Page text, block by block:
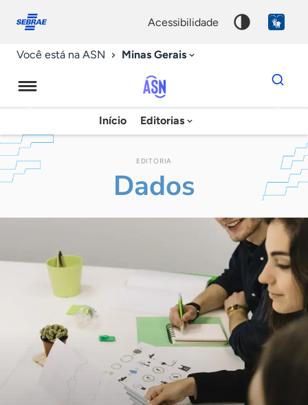
conosco
acessibilidade
Você está na ASN Minas Gerais
Agência
Sebrae
de
Notícias
Início Editorias
Dados
para
chave
EDITORIA
Dados